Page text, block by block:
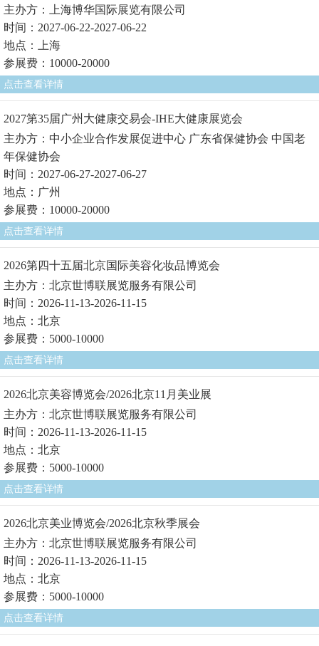
主办方：上海博华国际展览有限公司
时间：2027-06-22-2027-06-22
地点：上海
参展费：10000-20000
点击查看详情
2027第35届广州大健康交易会-IHE大健康展览会
主办方：中小企业合作发展促进中心 广东省保健协会 中国老
年保健协会
时间：2027-06-27-2027-06-27
地点：广州
参展费：10000-20000
点击查看详情
2026第四十五届北京国际美容化妆品博览会
主办方：北京世博联展览服务有限公司
时间：2026-11-13-2026-11-15
地点：北京
参展费：5000-10000
点击查看详情
2026北京美容博览会/2026北京11月美业展
主办方：北京世博联展览服务有限公司
时间：2026-11-13-2026-11-15
地点：北京
参展费：5000-10000
点击查看详情
2026北京美业博览会/2026北京秋季展会
主办方：北京世博联展览服务有限公司
时间：2026-11-13-2026-11-15
地点：北京
参展费：5000-10000
点击查看详情